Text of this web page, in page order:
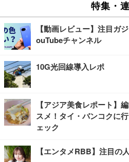
特集・
【動画レビュー】注目ガ
ouTubeチャンネル
10G光回線導入レポ
【アジア美食レポート】
スメ！タイ・バンコクに
ェック
【エンタメRBB】注目の